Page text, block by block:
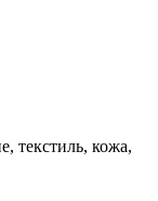
текстиль, кожа,